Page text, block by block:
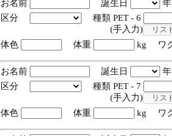
お名前 誕生日
区分
種類 PET - 6
(手入力)
体色
体重 kg ワ
お名前 誕生日
区分
種類 PET - 7
(手入力)
体色
体重 kg ワ